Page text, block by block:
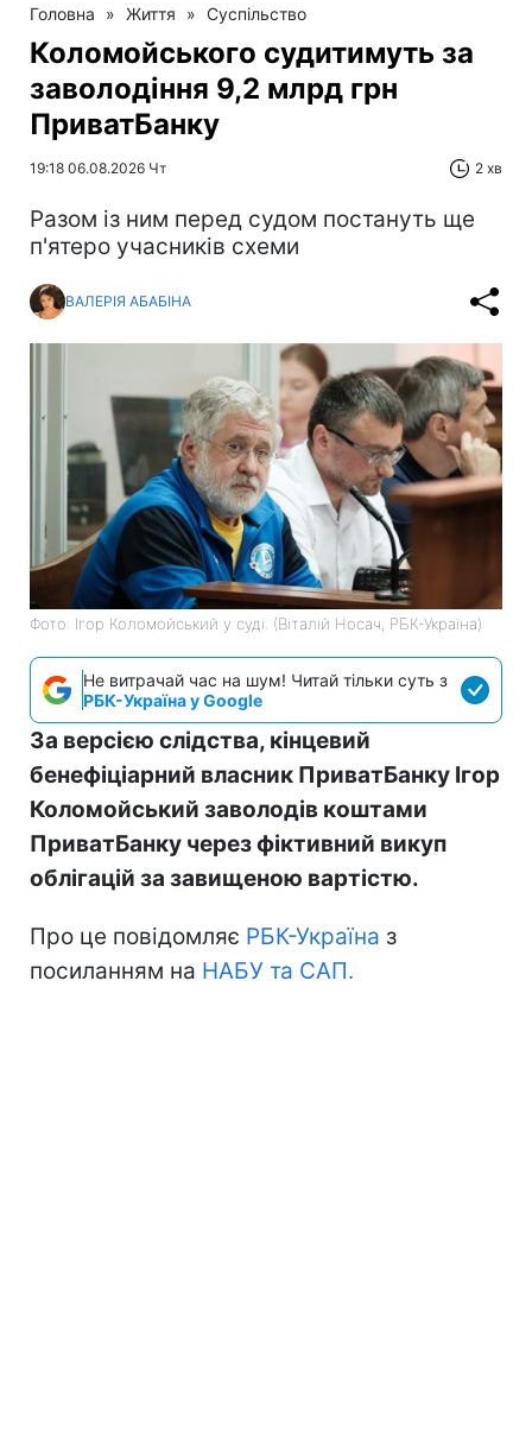
Головна » Життя » Суспільство
Коломойського судитимуть за
заволодіння 9,2 млрд грн
ПриватБанку
19:18 06.08.2026 Чт 2 хв
Разом із ним перед судом постануть ще
п'ятеро учасників схеми
ВАЛЕРІЯ АБАБІНА
Фото: Ігор Коломойський у суді. (Віталій Носач, РБК-Україна)
Не витрачай час на шум! Читай тільки суть з
РБК-Україна у Google
За версією слідства, кінцевий
бенефіціарний власник ПриватБанку Ігор
Коломойський заволодів коштами
ПриватБанку через фіктивний викуп
облігацій за завищеною вартістю.
Про це повідомляє РБК-Україна з
посиланням на НАБУ та САП.